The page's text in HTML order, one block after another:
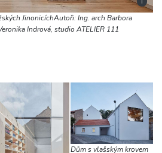
JinonicíchAutoři: Ing. arch Barbora
Indrová, studio ATELIER 111
Dům s vlašským krovem